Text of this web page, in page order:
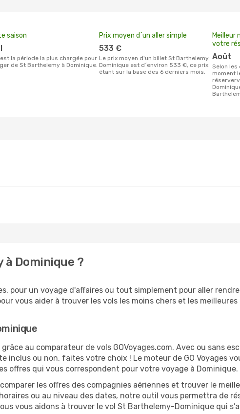
saison
de St Barthelemy à Dominique.
Prix moyen d´un aller simple
533 €
Le prix moyen d'un billet St Barthelemy
Dominique est d´environ 533 €, ce prix
étant sur la base des 6 derniers mois.
Meilleur
votre
août
Selon les dernières données, août est le
moment
à Dominique ?
pour un voyage d'affaires ou tout simplement pour aller
vous aider à trouver les vols les moins chers et les
au comparateur de vols GOVoyages.com. Avec ou sans
inclus ou non, faites votre choix ! Le moteur de GO Voyages
offres qui vous correspondent pour votre voyage à Dominique.
les offres des compagnies aériennes et trouver le
ou au niveau des dates, notre outil vous permettra de
vous aidons à trouver le vol St Barthelemy-Dominique qui